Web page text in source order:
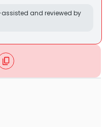
and reviewed by